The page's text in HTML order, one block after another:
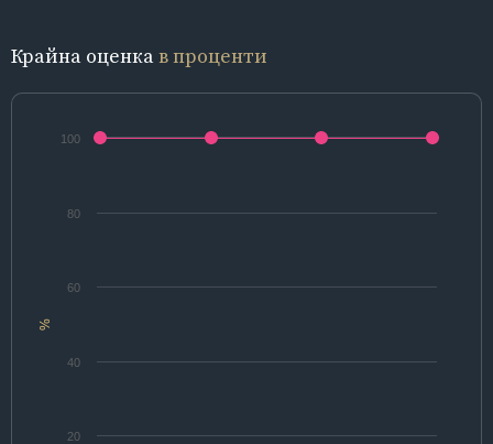
Крайна оценкав проценти
%
20
40
60
80
100